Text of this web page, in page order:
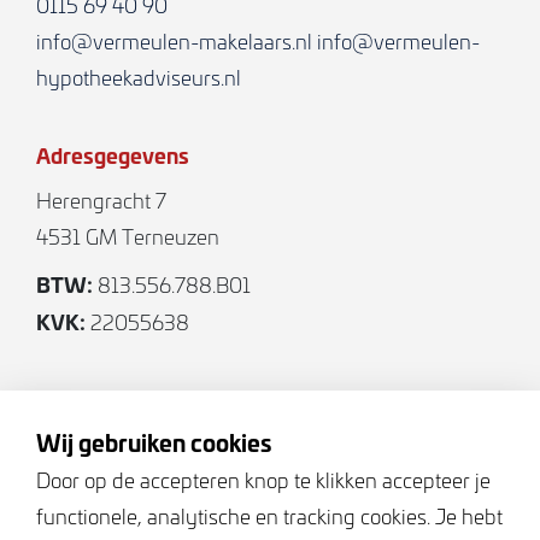
openslaande tuindeur naar uw buitenruimte. Vanuit
uw zitruimte kijkt u mooi door middel van het
op uw buitenruimte en omgeving.
kunt plaatsen welke direct grenst aan uw
keukeninrichting. De keuken is voorzien van een L-
opstelling en uitgebreide (Siemens) apparatuur;
*Oven
*Vaatwasser
*Afzuigkap
Diverse opties van opstelling en inrichting zijn
info@vermeulen-makelaars.nl info@vermeulen-
hypotheekadviseurs.nl
Adresgegevens
Herengracht 7
4531 GM Terneuzen
BTW: 813.556.788.B01
KVK: 22055638
Keurmerken
Wij gebruiken cookies
Door op de accepteren knop te klikken accepteer je
functionele, analytische en tracking cookies. Je hebt